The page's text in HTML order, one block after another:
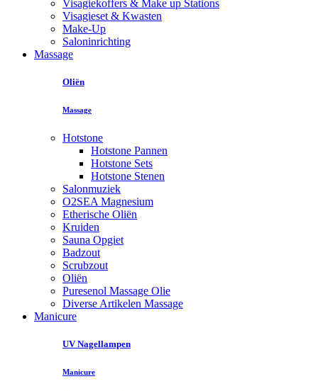
Visagiekoffers & Make up Stations
Visagieset & Kwasten
Make-Up
Saloninrichting
Massage
Oliën
Massage
Hotstone
Hotstone Pannen
Hotstone Sets
Hotstone Stenen
Salonmuziek
O2SEA Magnesium
Etherische Oliën
Kruiden
Sauna Opgiet
Badzout
Scrubzout
Oliën
Puresenol Massage Olie
Diverse Artikelen Massage
Manicure
UV Nagellampen
Manicure